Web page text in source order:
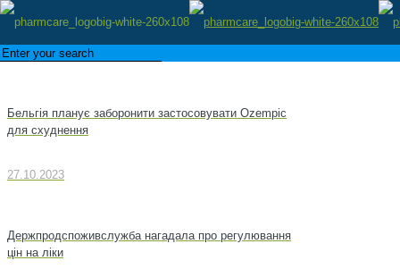
Бельгія планує заборонити застосовувати Ozempic
для схуднення
27.10.2023
Держпродспоживслужба нагадала про регулювання
цін на ліки